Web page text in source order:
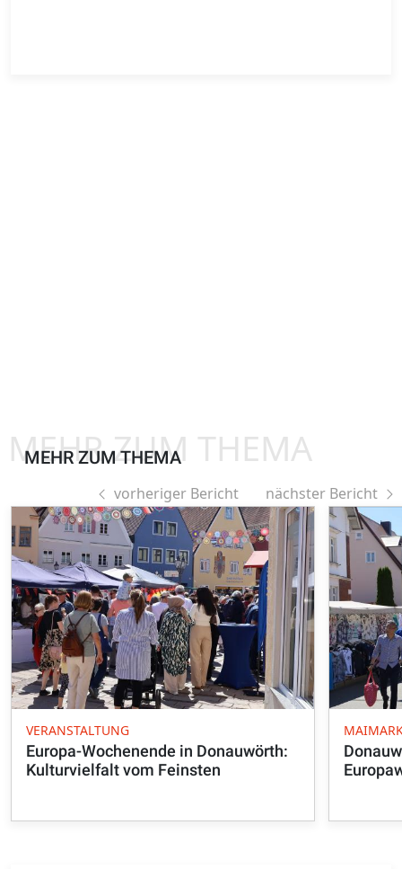
MEHR ZUM THEMA
MEHR ZUM THEMA
vorheriger Bericht nächster Bericht
VERANSTALTUNG
Europa-Wochenende in Donauwörth:
Kulturvielfalt vom Feinsten